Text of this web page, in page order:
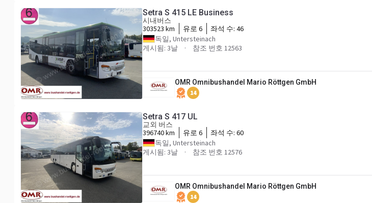
Setra S 415 LE Business
시내버스
303523 km
유로 6 좌석 수: 46
독일, Untersteinach
게시됨: 3날
참조 번호 12563
OMR Omnibushandel Mario Röttgen GmbH
14
Setra S 417 UL
교외 버스
396740 km
유로 6 좌석 수: 60
독일, Untersteinach
게시됨: 3날
참조 번호 12576
OMR Omnibushandel Mario Röttgen GmbH
14